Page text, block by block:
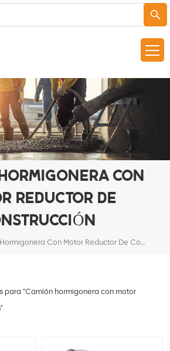
CON
REDUCTOR DE
Camión Hormigonera Con Motor Reductor De Construcción
para "Camión hormigonera con motor